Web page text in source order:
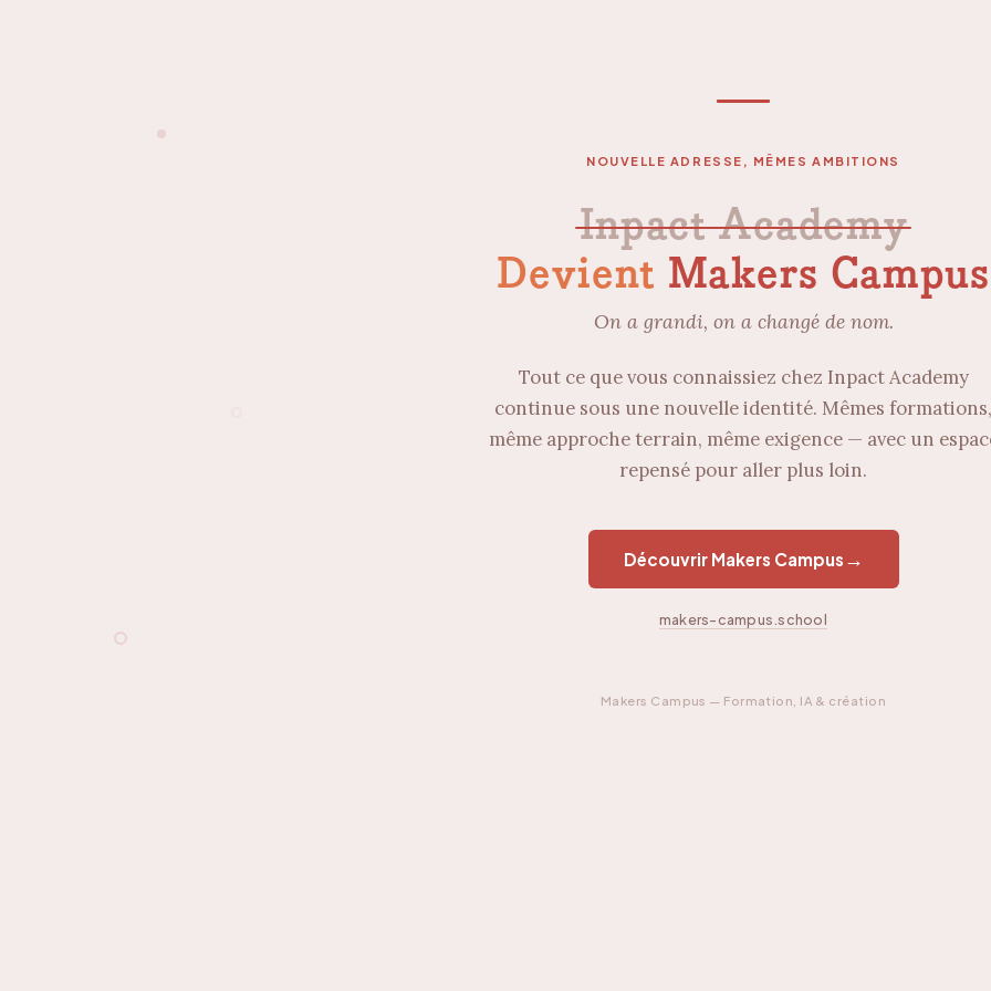
NOUVELLE ADRESSE, MÊMES AMBITIONS
Inpact Academy
Devient Makers Campus
On a grandi, on a changé de nom.
Tout ce que vous connaissiez chez Inpact Academy
continue sous une nouvelle identité. Mêmes formations,
même approche terrain, même exigence — avec un
repensé pour aller plus loin.
Découvrir Makers Campus →
makers-campus.school
Makers Campus — Formation, IA & création